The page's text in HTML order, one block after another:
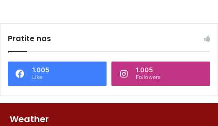
Pratite nas
1.005
Like
1.005
Followers
Weather